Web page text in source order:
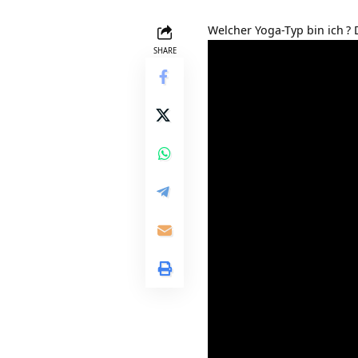
SHARE
Welcher Yoga-Typ bin ich ?